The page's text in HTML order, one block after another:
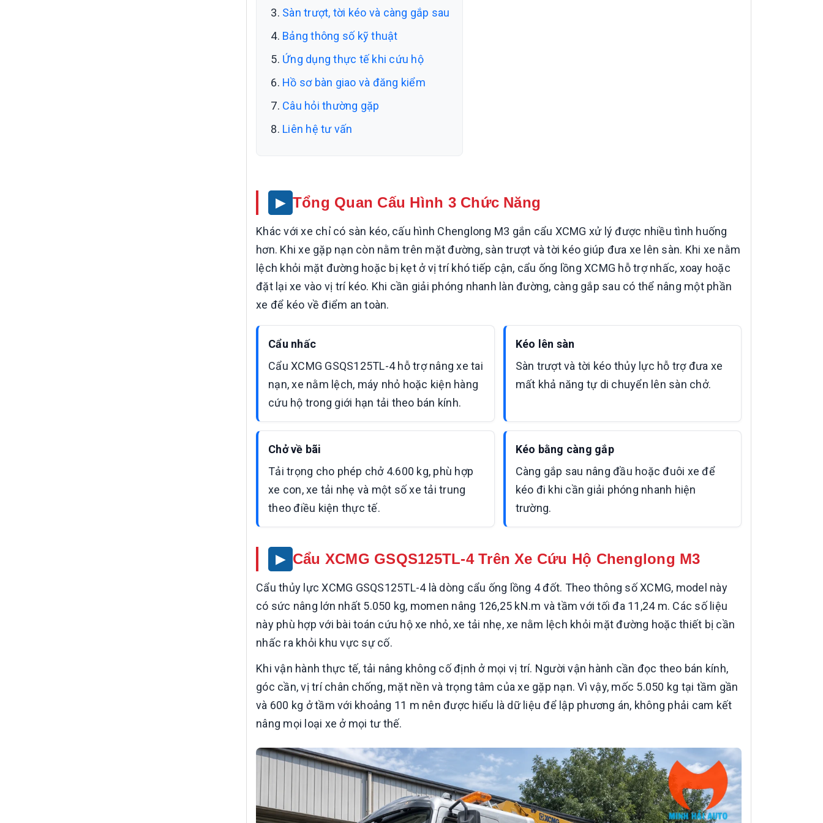
Sàn trượt, tời kéo và càng gắp sau
Bảng thông số kỹ thuật
Ứng dụng thực tế khi cứu hộ
Hồ sơ bàn giao và đăng kiểm
Câu hỏi thường gặp
Liên hệ tư vấn
Tổng Quan Cấu Hình 3 Chức Năng
Khác với xe chỉ có sàn kéo, cấu hình Chenglong M3 gắn cẩu XCMG xử lý được nhiều tình huống
hơn. Khi xe gặp nạn còn nằm trên mặt đường, sàn trượt và tời kéo giúp đưa xe lên sàn. Khi xe nằm
lệch khỏi mặt đường hoặc bị kẹt ở vị trí khó tiếp cận, cẩu ống lồng XCMG hỗ trợ nhấc, xoay hoặc
đặt lại xe vào vị trí kéo. Khi cần giải phóng nhanh làn đường, càng gắp sau có thể nâng một phần
xe để kéo về điểm an toàn.
Cẩu nhấc
Cẩu XCMG GSQS125TL-4 hỗ trợ nâng xe tai
nạn, xe nằm lệch, máy nhỏ hoặc kiện hàng
cứu hộ trong giới hạn tải theo bán kính.
Kéo lên sàn
Sàn trượt và tời kéo thủy lực hỗ trợ đưa xe
mất khả năng tự di chuyển lên sàn chở.
Chở về bãi
Tải trọng cho phép chở 4.600 kg, phù hợp
xe con, xe tải nhẹ và một số xe tải trung
theo điều kiện thực tế.
Kéo bằng càng gắp
Càng gắp sau nâng đầu hoặc đuôi xe để
kéo đi khi cần giải phóng nhanh hiện
trường.
Cẩu XCMG GSQS125TL-4 Trên Xe Cứu Hộ Chenglong M3
Cẩu thủy lực XCMG GSQS125TL-4 là dòng cẩu ống lồng 4 đốt. Theo thông số XCMG, model này
có sức nâng lớn nhất 5.050 kg, momen nâng 126,25 kN.m và tầm với tối đa 11,24 m. Các số liệu
này phù hợp với bài toán cứu hộ xe nhỏ, xe tải nhẹ, xe nằm lệch khỏi mặt đường hoặc thiết bị cần
nhấc ra khỏi khu vực sự cố.
Khi vận hành thực tế, tải nâng không cố định ở mọi vị trí. Người vận hành cần đọc theo bán kính,
góc cần, vị trí chân chống, mặt nền và trọng tâm của xe gặp nạn. Vì vậy, mốc 5.050 kg tại tầm gần
và 600 kg ở tầm với khoảng 11 m nên được hiểu là dữ liệu để lập phương án, không phải cam kết
nâng mọi loại xe ở mọi tư thế.